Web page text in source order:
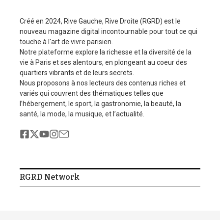
position initiale. Répétez avec l’autre pied.
4. Bird Dog
Cet exercice améliore l’équilibre, la force et la coordination,
parfait pour les débutants.
Comment procéder :
Commencez en position de table, poignets sous les épaules,
genoux sous les hanches.
Créé en 2024, Rive Gauche, Rive Droite (RGRD) est le
nouveau magazine digital incontournable pour tout ce qui
touche à l'art de vivre parisien.
Notre plateforme explore la richesse et la diversité de la
vie à Paris et ses alentours, en plongeant au coeur des
quartiers vibrants et de leurs secrets.
Nous proposons à nos lecteurs des contenus riches et
variés qui couvrent des thématiques telles que
l’hébergement, le sport, la gastronomie, la beauté, la
santé, la mode, la musique, et l’actualité.
RGRD Network